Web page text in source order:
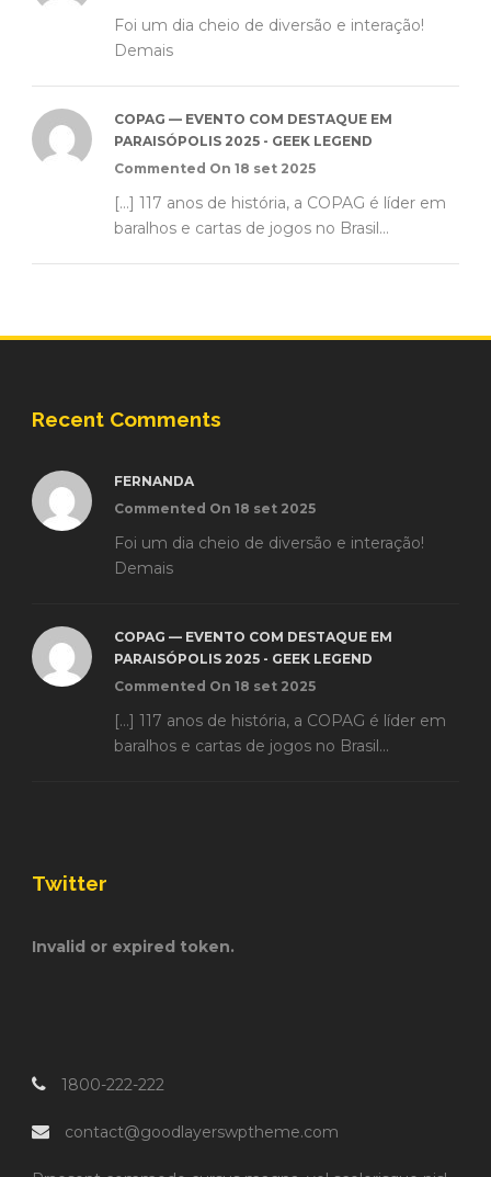
Foi um dia cheio de diversão e interação!
Demais
COPAG — EVENTO COM DESTAQUE EM
PARAISÓPOLIS 2025 - GEEK LEGEND
Commented On 18 set 2025
[…] 117 anos de história, a COPAG é líder em
baralhos e cartas de jogos no Brasil...
Recent Comments
FERNANDA
Commented On 18 set 2025
Foi um dia cheio de diversão e interação!
Demais
COPAG — EVENTO COM DESTAQUE EM
PARAISÓPOLIS 2025 - GEEK LEGEND
Commented On 18 set 2025
[…] 117 anos de história, a COPAG é líder em
baralhos e cartas de jogos no Brasil...
Twitter
Invalid or expired token.
1800-222-222
contact@goodlayerswptheme.com